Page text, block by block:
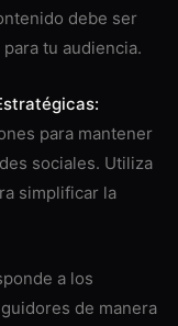
debe ser
tu audiencia.
para mantener
sociales. Utiliza
simplificar la
a los
de manera